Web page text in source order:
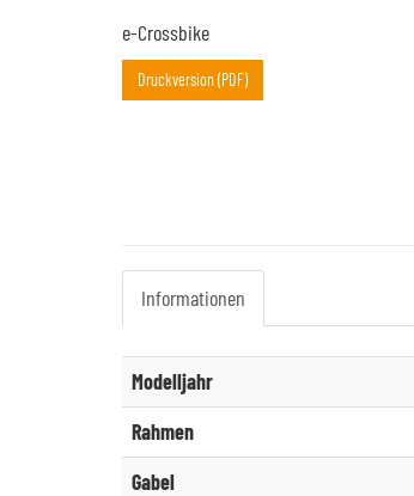
e-Crossbike
Druckversion (PDF)
Informationen
Modelljahr
Rahmen
Gabel